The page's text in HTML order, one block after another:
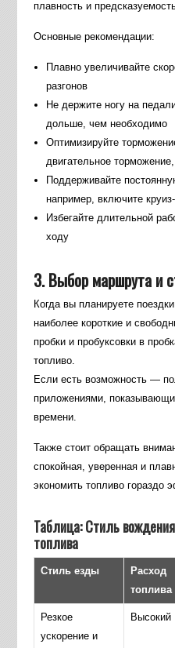
плавность и
Основные рекомендации:
Плавно увеличивайте
разгонов
Не держите ногу на
дольше, чем необходимо
Оптимизируйте
двигательное
Поддерживайте
например, включите
Избегайте длительной
ходу
3. Выбор маршрута и
Когда вы планируете
наиболее короткие и
пробки и пробуксовки в
топливо.
Если есть возможность —
приложениями,
времени.
Также стоит обращать
спокойная, уверенная и
экономить топливо гораздо
Таблица: Стиль
топлива
Стиль езды
Расход
топлива
Резкое
ускорение и
Высокий